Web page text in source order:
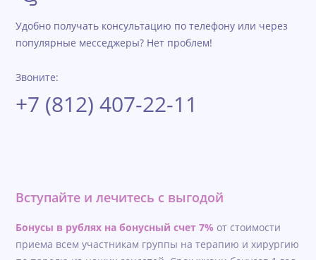
Удобно получать консультацию по телефону или через
популярные месседжеры? Нет проблем!
Звоните:
+7 (812) 407-22-11
Вступайте и лечитесь с выгодой
Бонусы в рублях на бонусный счет 7% от стоимости
приема всем участникам группы на терапию и хирургию